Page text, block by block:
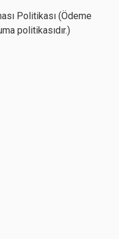
Politikası (Ödeme
politikasıdır.)